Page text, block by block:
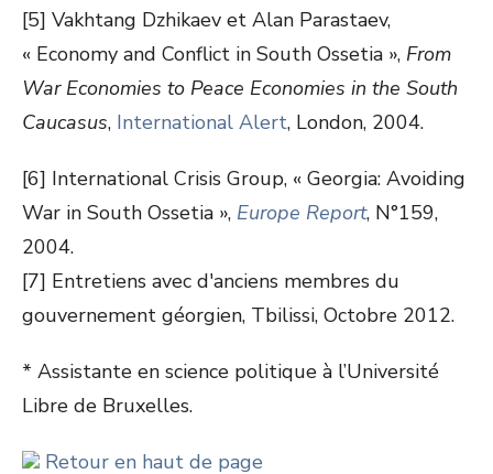
[5] Vakhtang Dzhikaev et Alan Parastaev,
« Economy and Conflict in South Ossetia », From
War Economies to Peace Economies in the South
Caucasus, International Alert, London, 2004.
[6] International Crisis Group, « Georgia: Avoiding
War in South Ossetia », Europe Report, N°159,
2004.
[7] Entretiens avec d'anciens membres du
gouvernement géorgien, Tbilissi, Octobre 2012.
* Assistante en science politique à l’Université
Libre de Bruxelles.
Retour en haut de page